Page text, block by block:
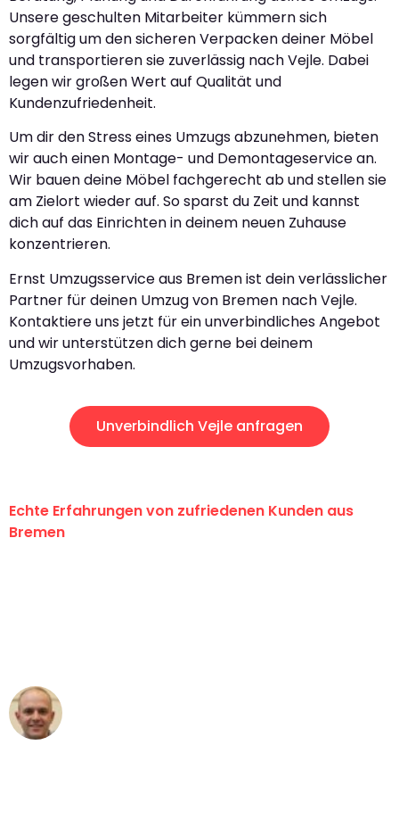
Unsere geschulten Mitarbeiter kümmern sich
sorgfältig um den sicheren Verpacken deiner Möbel
und transportieren sie zuverlässig nach Vejle. Dabei
legen wir großen Wert auf Qualität und
Kundenzufriedenheit.
Um dir den Stress eines Umzugs abzunehmen, bieten
wir auch einen Montage- und Demontageservice an.
Wir bauen deine Möbel fachgerecht ab und stellen sie
am Zielort wieder auf. So sparst du Zeit und kannst
dich auf das Einrichten in deinem neuen Zuhause
konzentrieren.
Ernst Umzugsservice aus Bremen ist dein verlässlicher
Partner für deinen Umzug von Bremen nach Vejle.
Kontaktiere uns jetzt für ein unverbindliches Angebot
und wir unterstützen dich gerne bei deinem
Umzugsvorhaben.
Unverbindlich Vejle anfragen
Echte Erfahrungen von zufriedenen Kunden aus
Bremen